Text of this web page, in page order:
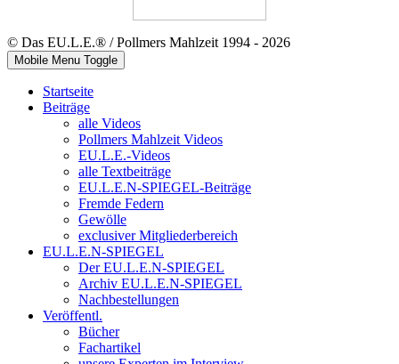
© Das EU.L.E.® / Pollmers Mahlzeit 1994 - 2026
Mobile Menu Toggle
Startseite
Beiträge
alle Videos
Pollmers Mahlzeit Videos
EU.L.E.-Videos
alle Textbeiträge
EU.L.E.N-SPIEGEL-Beiträge
Fremde Federn
Gewölle
exclusiver Mitgliederbereich
EU.L.E.N-SPIEGEL
Der EU.L.E.N-SPIEGEL
Archiv EU.L.E.N-SPIEGEL
Nachbestellungen
Veröffentl.
Bücher
Fachartikel